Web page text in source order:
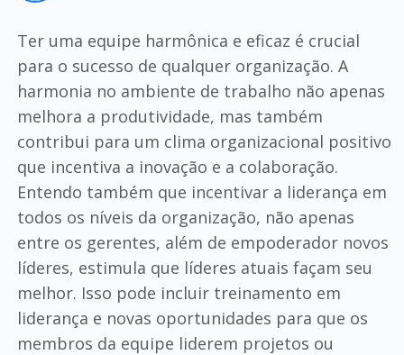
Ter uma equipe harmônica e eficaz é crucial
para o sucesso de qualquer organização. A
harmonia no ambiente de trabalho não apenas
melhora a produtividade, mas também
contribui para um clima organizacional positivo
que incentiva a inovação e a colaboração.
Entendo também que incentivar a liderança em
todos os níveis da organização, não apenas
entre os gerentes, além de empoderador novos
líderes, estimula que líderes atuais façam seu
melhor. Isso pode incluir treinamento em
liderança e novas oportunidades para que os
membros da equipe liderem projetos ou